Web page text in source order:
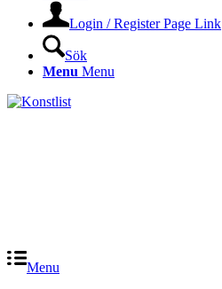
Login / Register Page Link
Sök
Menu Menu
Menu